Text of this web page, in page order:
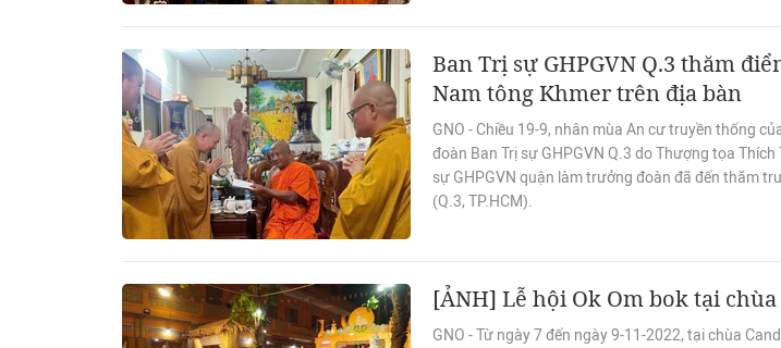
Ban Trị sự GHPGVN Q.3 thăm
Nam tông Khmer trên địa bàn
GNO - Chiều 19-9, nhân mùa An cư truyền thống
đoàn Ban Trị sự GHPGVN Q.3 do Thượng tọa
sự GHPGVN quận làm trưởng đoàn đã đến thăm
(Q.3, TP.HCM).
[ẢNH] Lễ hội Ok Om bok tại
GNO - Từ ngày 7 đến ngày 9-11-2022, tại chùa